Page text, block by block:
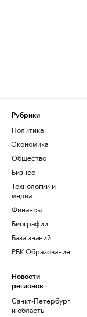
Рубрики
Политика
Экономика
Общество
Бизнес
Технологии и
медиа
Финансы
Биографии
База знаний
РБК Образование
Новости
регионов
Санкт-Петербург
и область